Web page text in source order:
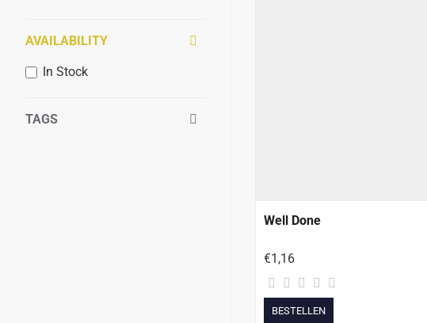
AVAILABILITY
In Stock
TAGS
Well Done
€1,16
BESTELLEN